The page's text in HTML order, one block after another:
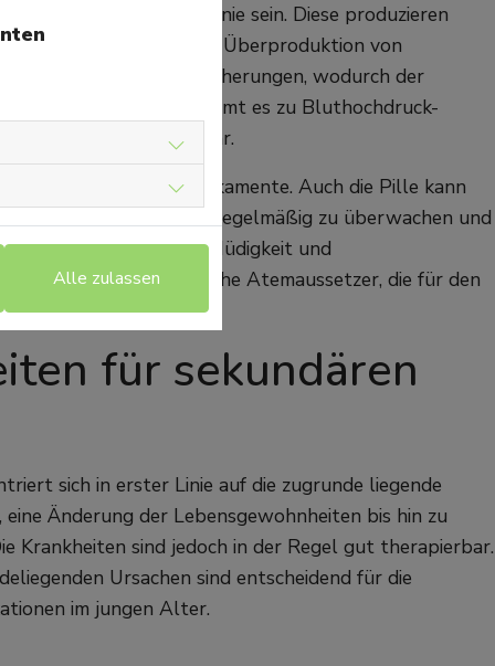
für sekundäre Hypertonie sein. Diese produzieren
kommt es zu einer Überproduktion von
oder durch Wucherungen, wodurch der
durch Tumore kommt es zu Bluthochdruck-
operativ behandelbar.
cortisonhaltige Medikamente. Auch die Pille kann
wichtig, den Blutdruck regelmäßig zu überwachen und
junge Leute über Müdigkeit und
sein. Das sind nächtliche Atemaussetzer, die für den
erhöhen.
für sekundären
sich in erster Linie auf die zugrunde liegende
Änderung der Lebensgewohnheiten bis hin zu
Krankheiten sind jedoch in der Regel gut therapierbar.
Ursachen sind entscheidend für die
im jungen Alter.
Alle zulassen